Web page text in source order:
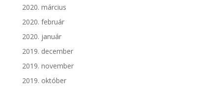
2020. március
2020. február
2020. január
2019. december
2019. november
2019. október